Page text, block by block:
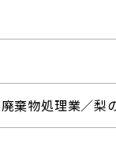
棄物処理業／梨